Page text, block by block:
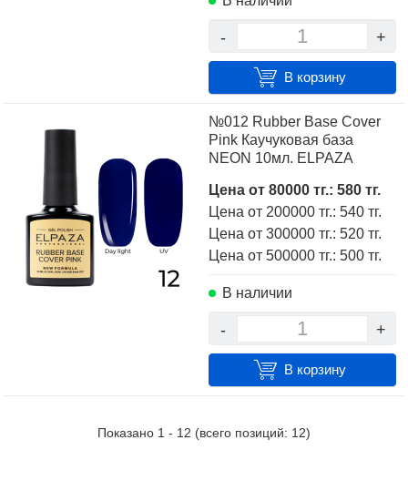
+
-
В корзину
№012 Rubber Base Cover
Pink Каучуковая база
NEON 10мл. ELPAZA
Цена от 80000 тг.: 580 тг.
Цена от 200000 тг.: 540 тг.
Цена от 300000 тг.: 520 тг.
Цена от 500000 тг.: 500 тг.
В наличии
+
-
В корзину
Показано 1 - 12 (всего позиций: 12)